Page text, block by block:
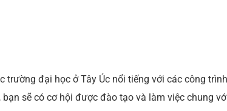
trường đại học ở Tây Úc nổi tiếng với các công trình
sẽ có cơ hội được đào tạo và làm việc chung